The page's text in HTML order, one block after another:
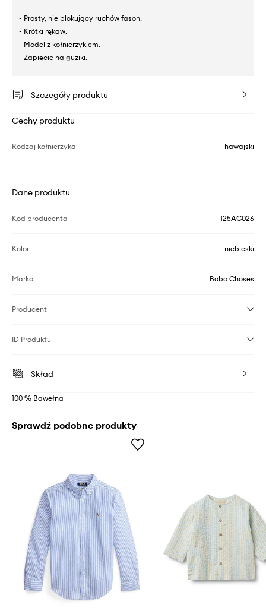
- Prosty, nie blokujący ruchów fason.
- Krótki rękaw.
- Model z kołnierzykiem.
- Zapięcie na guziki.
Szczegóły produktu
Cechy produktu
Rodzaj kołnierzyka hawajski
Dane produktu
Kod producenta 125AC026
Kolor niebieski
Marka Bobo Choses
Producent
ID Produktu
Skład
100 % Bawełna
Sprawdź podobne produkty